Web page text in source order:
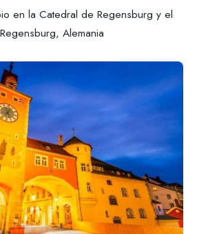
en la Catedral de Regensburg y el
Alemania